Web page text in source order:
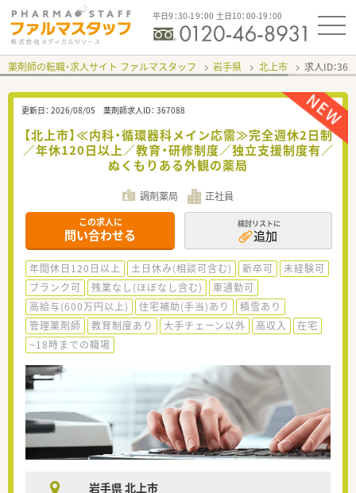
平日9：30-19：00 土日10：00-19：00
薬剤師の転職・求人サイト ファルマスタッフ 岩手県 北上市 求人ID：
更新日： 2026/08/05 薬剤師求人ID： 367088
【北上市】≪内科・循環器科メイン応需≫完全週休2日制
／年休120日以上／教育・研修制度／独立支援制度有／
ぬくもりある外観の薬局
調剤薬局 正社員
この求人に
問い合わせる
検討リストに
追加
年間休日120日以上 土日休み(相談可含む) 新卒可
未経験可
ブランク可
残業なし(ほぼなし含む)
車通勤可
高給与(600万円以上)
住宅補助(手当)あり
積雪あり
管理薬剤師
教育制度あり 大手チェーン以外 高収入
在宅
~18時までの職場
岩手県 北上市